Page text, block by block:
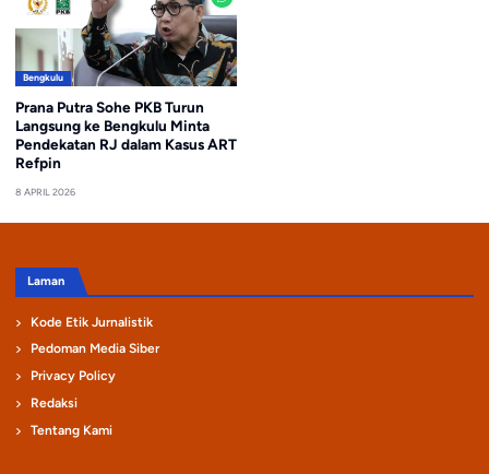
Bengkulu
Prana Putra Sohe PKB Turun
Langsung ke Bengkulu Minta
Pendekatan RJ dalam Kasus ART
Refpin
8 APRIL 2026
Laman
Kode Etik Jurnalistik
Pedoman Media Siber
Privacy Policy
Redaksi
Tentang Kami